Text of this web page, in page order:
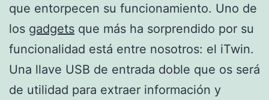
que entorpecen su funcionamiento. Uno de
los gadgets que más ha sorprendido por su
funcionalidad está entre nosotros: el iTwin.
Una llave USB de entrada doble que os será
de utilidad para extraer información y